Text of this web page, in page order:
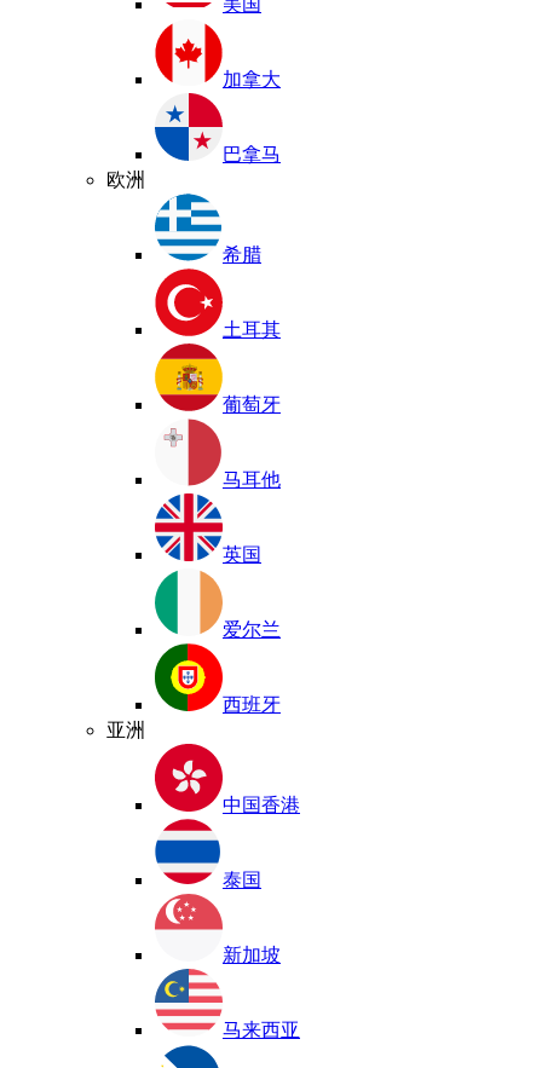
美国
加拿大
巴拿马
欧洲
希腊
土耳其
葡萄牙
马耳他
英国
爱尔兰
西班牙
亚洲
中国香港
泰国
新加坡
马来西亚